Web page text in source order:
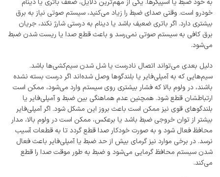
به خود ضبط یا اسپیکرها. یکی از مهم‌ترین دلایل، ضعف باتری یا دینام
خودرو است. وقتی صدای ضبط را زیاد می‌کنید، سیستم صوتی نیاز به برق
بیشتری دارد. اگر باتری ضعیف باشد یا دینام به درستی شارژ نکند، جریان
برق کافی به سیستم صوتی نمی‌رسد و باعث قطع صدا یا ریست شدن ضبط
می‌شود.
دلیل بعدی می‌تواند اتصال نادرست یا شل شدن سیم‌کشی‌ها باشد.
سیم‌هایی که به آمپلی‌فایر یا بلندگوها وصل شده‌اند اگر درست بسته نشده
باشند، در ولوم بالا که فشار بیشتری روی سیستم وارد می‌شود، ممکن است
ارتباطشان قطع شود. همچنین عدم هماهنگی بین ضبط و آمپلی‌فایر یا
بلندگوهای قوی نیز ممکن است باعث بروز این مشکل شود. اگر آمپلی‌فایر
بیشتر از توان خروجی ضبط باشد یا برعکس، ممکن است در ولوم بالا، مدار
محافظ فعال شود و به صورت خودکار صدا قطع گردد تا به قطعات آسیب
نرسد. در برخی موارد نیز گرمای بیش از حد ضبط یا آمپلی‌فایر باعث فعال
شدن سیستم محافظ گرمایی می‌شود و ضبط به طور موقت صدا را قطع
می‌کند.